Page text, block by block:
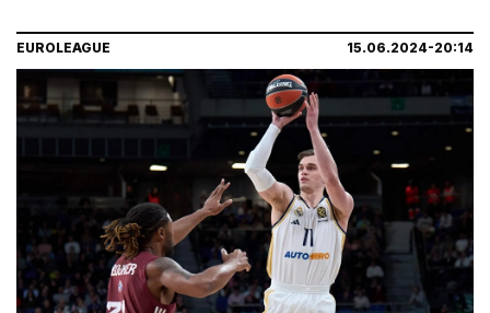
EUROLEAGUE 15.06.2024-20:14